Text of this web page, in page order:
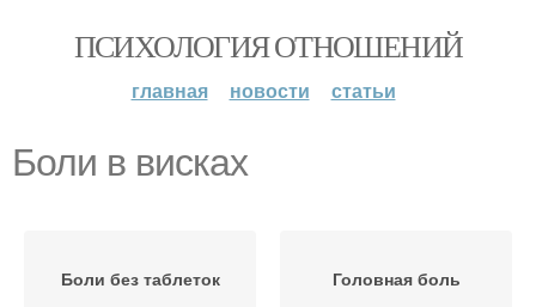
ПСИХОЛОГИЯ ОТНОШЕНИЙ
главная новости статьи
Боли в висках
Боли без таблеток Головная боль